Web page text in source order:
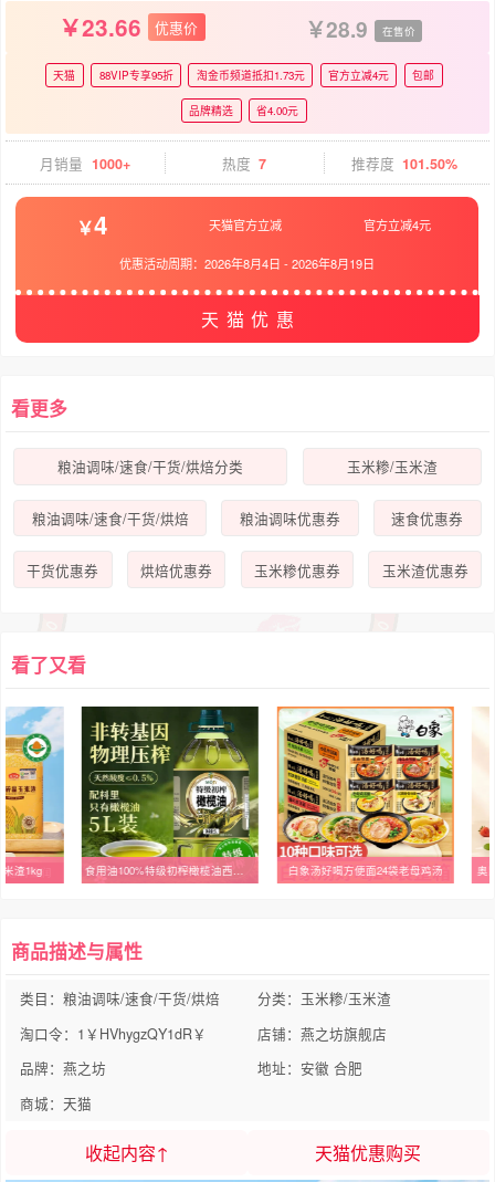
23.66 优惠价 28.9 在售价
天猫 88VIP专享95折 淘金币频道抵扣1.73元 官方立减4元 包邮
品牌精选 省4.00元
月销量 1000+ 热度 7 推荐度 101.50%
4 天猫官方立减 官方立减4元
优惠活动周期：2026年8月4日 -2026年8月19日
天猫优惠
看更多
粮油调味/速食/干货/烘焙分类 玉米糁/玉米渣
粮油调味/速食/干货/烘焙 粮油调味优惠券 速食优惠券
干货优惠券 烘焙优惠券 玉米糁优惠券 玉米渣优惠券
看了又看
渣1kg 食用油100%特级初榨橄榄油西班牙进口原油官方正品大桶纯家用炒菜 白象汤好喝方便面24袋老母鸡汤 奥
商品描述与属性
类目：粮油调味/速食/干货/烘焙
分类：玉米糁/玉米渣
淘口令：1￥HVhygzQY1dR￥
店铺：燕之坊旗舰店
品牌：燕之坊
地址：安徽 合肥
商城：天猫
收起内容↑ 天猫优惠购买